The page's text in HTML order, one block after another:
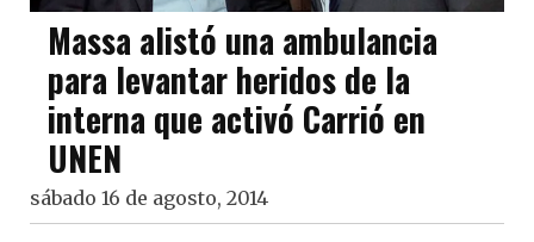
Massa alistó una ambulancia
para levantar heridos de la
interna que activó Carrió en
UNEN
sábado 16 de agosto, 2014